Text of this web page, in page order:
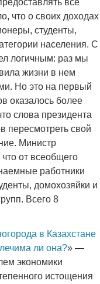
что о своих доходах
студенты,
населения. С
логичным: раз мы
жизни в нем
Но это на первый
оказалось более
слова президента
пересмотреть свой
Министр
от всеобщего
работники
домохозяйки и
Всего 8
в Казахстане
ли она?» —
экономики
истощения